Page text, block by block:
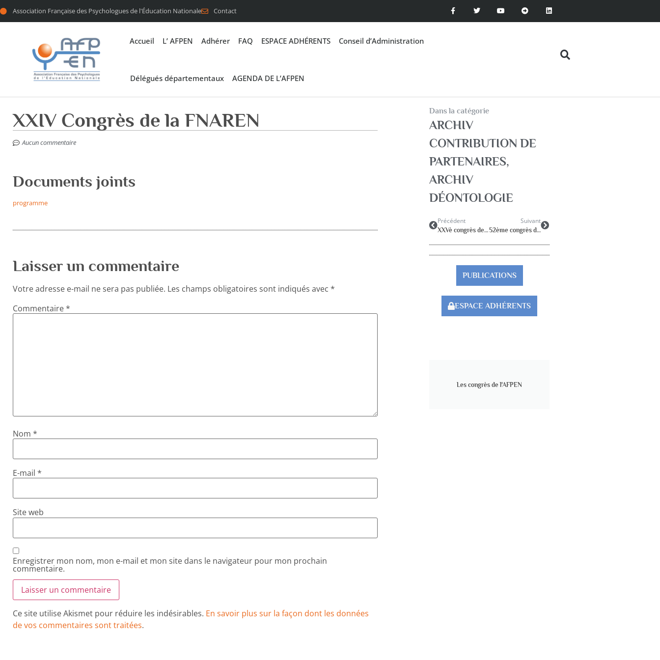
Association Française des Psychologues de l'Éducation Nationale Contact
Accueil L’ AFPEN Adhérer FAQ ESPACE ADHÉRENTS Conseil d’Administration
Délégués départementaux AGENDA DE L’AFPEN
XXIV Congrès de la FNAREN
Aucun commentaire
Documents joints
programme
Laisser un commentaire
Votre adresse e-mail ne sera pas publiée. Les champs obligatoires sont indiqués avec *
Commentaire*
Nom *
E-mail *
Site web
Enregistrer mon nom, mon e-mail et mon site dans le navigateur pour mon prochain
commentaire.
Ce site utilise Akismet pour réduire les indésirables. En savoir plus sur la façon dont les données
de vos commentaires sont traitées.
Dans la catégorie
ARCHIV
CONTRIBUTION DE
PARTENAIRES,
ARCHIV
DÉONTOLOGIE
Précédent
XXVè congrès de la FNAREN du 2 au 5 juin 2010 à Metz
Suivant
52ème congrès de la Société Française de Psychologie
PUBLICATIONS
ESPACE ADHÉRENTS
Les congrès de l'AFPEN